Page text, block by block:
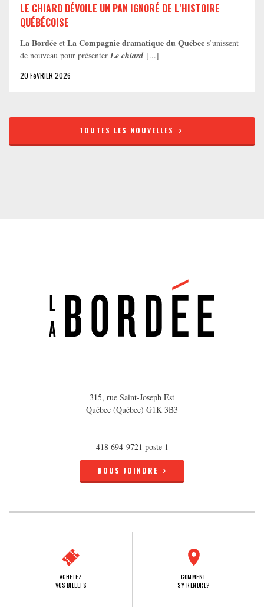
LE CHIARD DÉVOILE UN PAN IGNORÉ DE L’HISTOIRE
QUÉBÉCOISE
La Bordée et La Compagnie dramatique du Québec s’unissent
de nouveau pour présenter Le chiard [...]
20 FéVRIER 2026
TOUTES LES NOUVELLES
315, rue Saint-Joseph Est
Québec (Québec) G1K 3B3
418 694-9721 poste 1
NOUS JOINDRE
ACHETEZ
VOS BILLETS
COMMENT
S'Y RENDRE?